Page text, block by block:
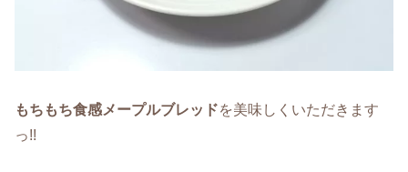
もちもち食感メープルブレッドを美味しくいただきます
っ!!